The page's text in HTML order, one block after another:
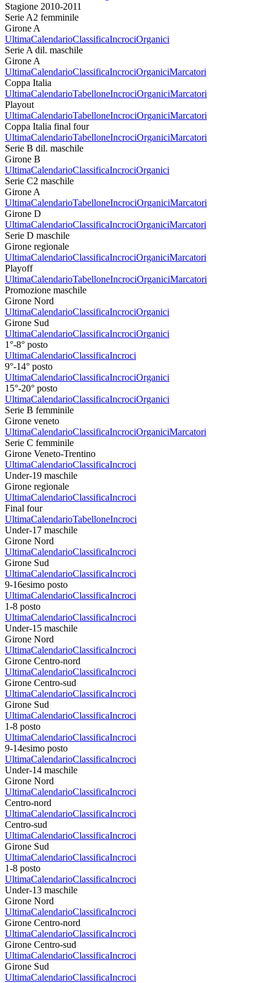
Stagione 2010-2011
Serie A2 femminile
Girone A
UltimaCalendarioClassificaIncrociOrganici
Serie A dil. maschile
Girone A
UltimaCalendarioClassificaIncrociOrganiciMarcatori
Coppa Italia
UltimaCalendarioTabelloneIncrociOrganiciMarcatori
Playout
UltimaCalendarioTabelloneIncrociOrganiciMarcatori
Coppa Italia final four
UltimaCalendarioTabelloneIncrociOrganiciMarcatori
Serie B dil. maschile
Girone B
UltimaCalendarioClassificaIncrociOrganici
Serie C2 maschile
Girone A
UltimaCalendarioTabelloneIncrociOrganiciMarcatori
Girone D
UltimaCalendarioClassificaIncrociOrganiciMarcatori
Serie D maschile
Girone regionale
UltimaCalendarioClassificaIncrociOrganiciMarcatori
Playoff
UltimaCalendarioTabelloneIncrociOrganiciMarcatori
Promozione maschile
Girone Nord
UltimaCalendarioClassificaIncrociOrganici
Girone Sud
UltimaCalendarioClassificaIncrociOrganici
1°-8° posto
UltimaCalendarioClassificaIncroci
9°-14° posto
UltimaCalendarioClassificaIncrociOrganici
15°-20° posto
UltimaCalendarioClassificaIncrociOrganici
Serie B femminile
Girone veneto
UltimaCalendarioClassificaIncrociOrganiciMarcatori
Serie C femminile
Girone Veneto-Trentino
UltimaCalendarioClassificaIncroci
Under-19 maschile
Girone regionale
UltimaCalendarioClassificaIncroci
Final four
UltimaCalendarioTabelloneIncroci
Under-17 maschile
Girone Nord
UltimaCalendarioClassificaIncroci
Girone Sud
UltimaCalendarioClassificaIncroci
9-16esimo posto
UltimaCalendarioClassificaIncroci
1-8 posto
UltimaCalendarioClassificaIncroci
Under-15 maschile
Girone Nord
UltimaCalendarioClassificaIncroci
Girone Centro-nord
UltimaCalendarioClassificaIncroci
Girone Centro-sud
UltimaCalendarioClassificaIncroci
Girone Sud
UltimaCalendarioClassificaIncroci
1-8 posto
UltimaCalendarioClassificaIncroci
9-14esimo posto
UltimaCalendarioClassificaIncroci
Under-14 maschile
Girone Nord
UltimaCalendarioClassificaIncroci
Centro-nord
UltimaCalendarioClassificaIncroci
Centro-sud
UltimaCalendarioClassificaIncroci
Girone Sud
UltimaCalendarioClassificaIncroci
1-8 posto
UltimaCalendarioClassificaIncroci
Under-13 maschile
Girone Nord
UltimaCalendarioClassificaIncroci
Girone Centro-nord
UltimaCalendarioClassificaIncroci
Girone Centro-sud
UltimaCalendarioClassificaIncroci
Girone Sud
UltimaCalendarioClassificaIncroci